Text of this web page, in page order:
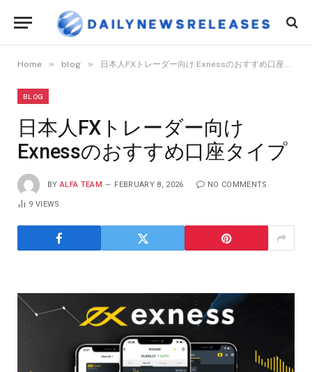
Home » blog » 日本人FXトレーダー向け Exnessのおすすめ口座タイプ
BLOG
日本人FXトレーダー向け
Exnessのおすすめ口座タイプ
BY ALFA TEAM FEBRUARY 8, 2026 NO COMMENTS
9VIEWS